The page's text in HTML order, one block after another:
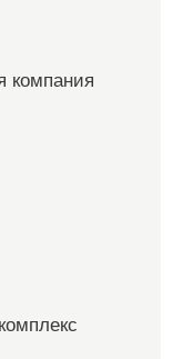
компания